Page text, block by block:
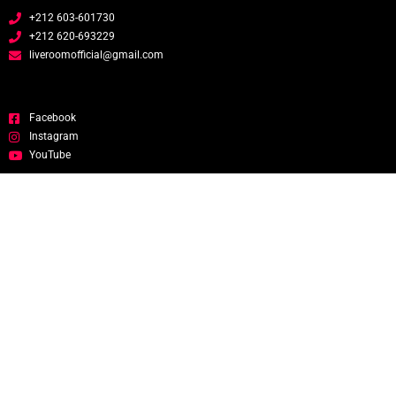
+212 603-601730
+212 620-693229
liveroomofficial@gmail.com
Facebook
Instagram
YouTube